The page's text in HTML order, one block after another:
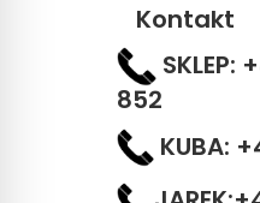
Kontakt
SKLEP:
852
KUBA: